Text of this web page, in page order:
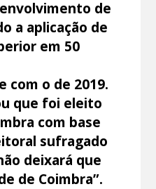
de
a aplicação de
em 50
com o de 2019.
que foi eleito
com base
sufragado
deixará que
de Coimbra”.